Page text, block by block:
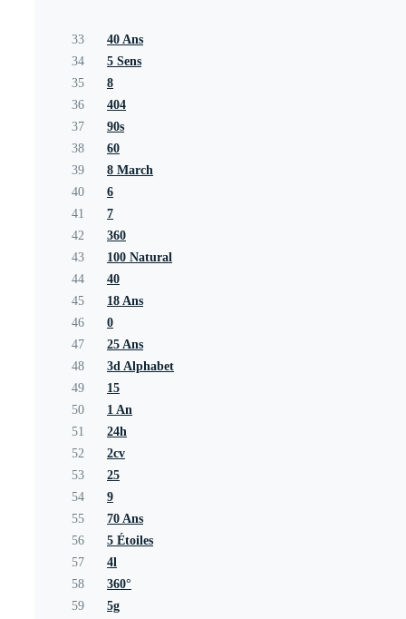
33
40 Ans
34
5 Sens
35
8
36
404
37
90s
38
60
39
8 March
40
6
41
7
42
360
43
100 Natural
44
40
45
18 Ans
46
0
47
25 Ans
48
3d Alphabet
49
15
50
1 An
51
24h
52
2cv
53
25
54
9
55
70 Ans
56
5 Étoiles
57
4l
58
360°
59
5g